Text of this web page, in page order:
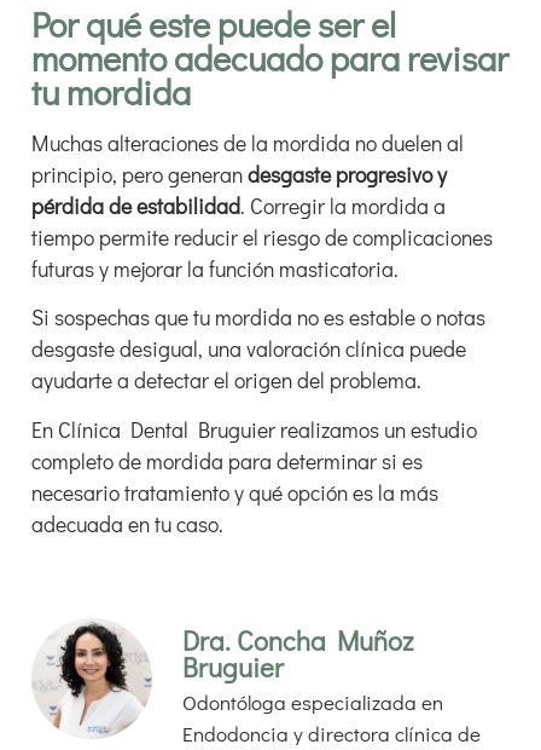
Por qué este puede ser el
momento adecuado para revisar
tu mordida
Muchas alteraciones de la mordida no duelen al
principio, pero generandesgaste progresivo y
pérdida de estabilidad. Corregir la mordida a
tiempo permite reducir el riesgo de complicaciones
futuras y mejorar la función masticatoria.
Si sospechas que tu mordida no es estable o notas
desgaste desigual, una valoración clínica puede
ayudarte a detectar el origen del problema.
En Clínica Dental Bruguier realizamos un estudio
completo de mordida para determinar si es
necesario tratamiento y qué opción es la más
adecuada en tu caso.
Dra. Concha Muñoz
Bruguier
Odontóloga especializada en
Endodoncia y directora clínica de